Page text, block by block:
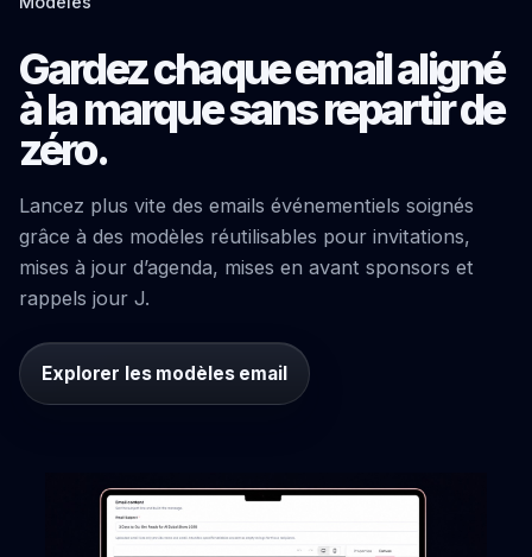
Gardez chaque email aligné
à la marque sans repartir de
zéro.
Lancez plus vite des emails événementiels soignés
grâce à des modèles réutilisables pour invitations,
mises à jour d’agenda, mises en avant sponsors et
rappels jour J.
Explorer les modèles email